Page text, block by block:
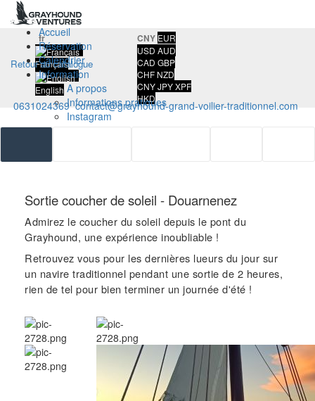
fr
Français
English
CNY EUR
USD AUD
CAD GBP
CHF NZD
CNYJPYXPF
HKD
Accueil
Réservation
Calendrier
Information
A propos
Informations pratiques
Instagram
Blog
Contact
Retour au catalogue
0631024369contact@grayhound-grand-voilier-traditionnel.com
Sortie coucher de soleil - Douarnenez
Admirez le coucher du soleil depuis le pont du
Grayhound, une expérience inoubliable !
Retrouvez vous pour les dernières lueurs du jour sur
un navire traditionnel pendant une sortie de 2 heures,
rien de tel pour bien terminer un journée d'été !